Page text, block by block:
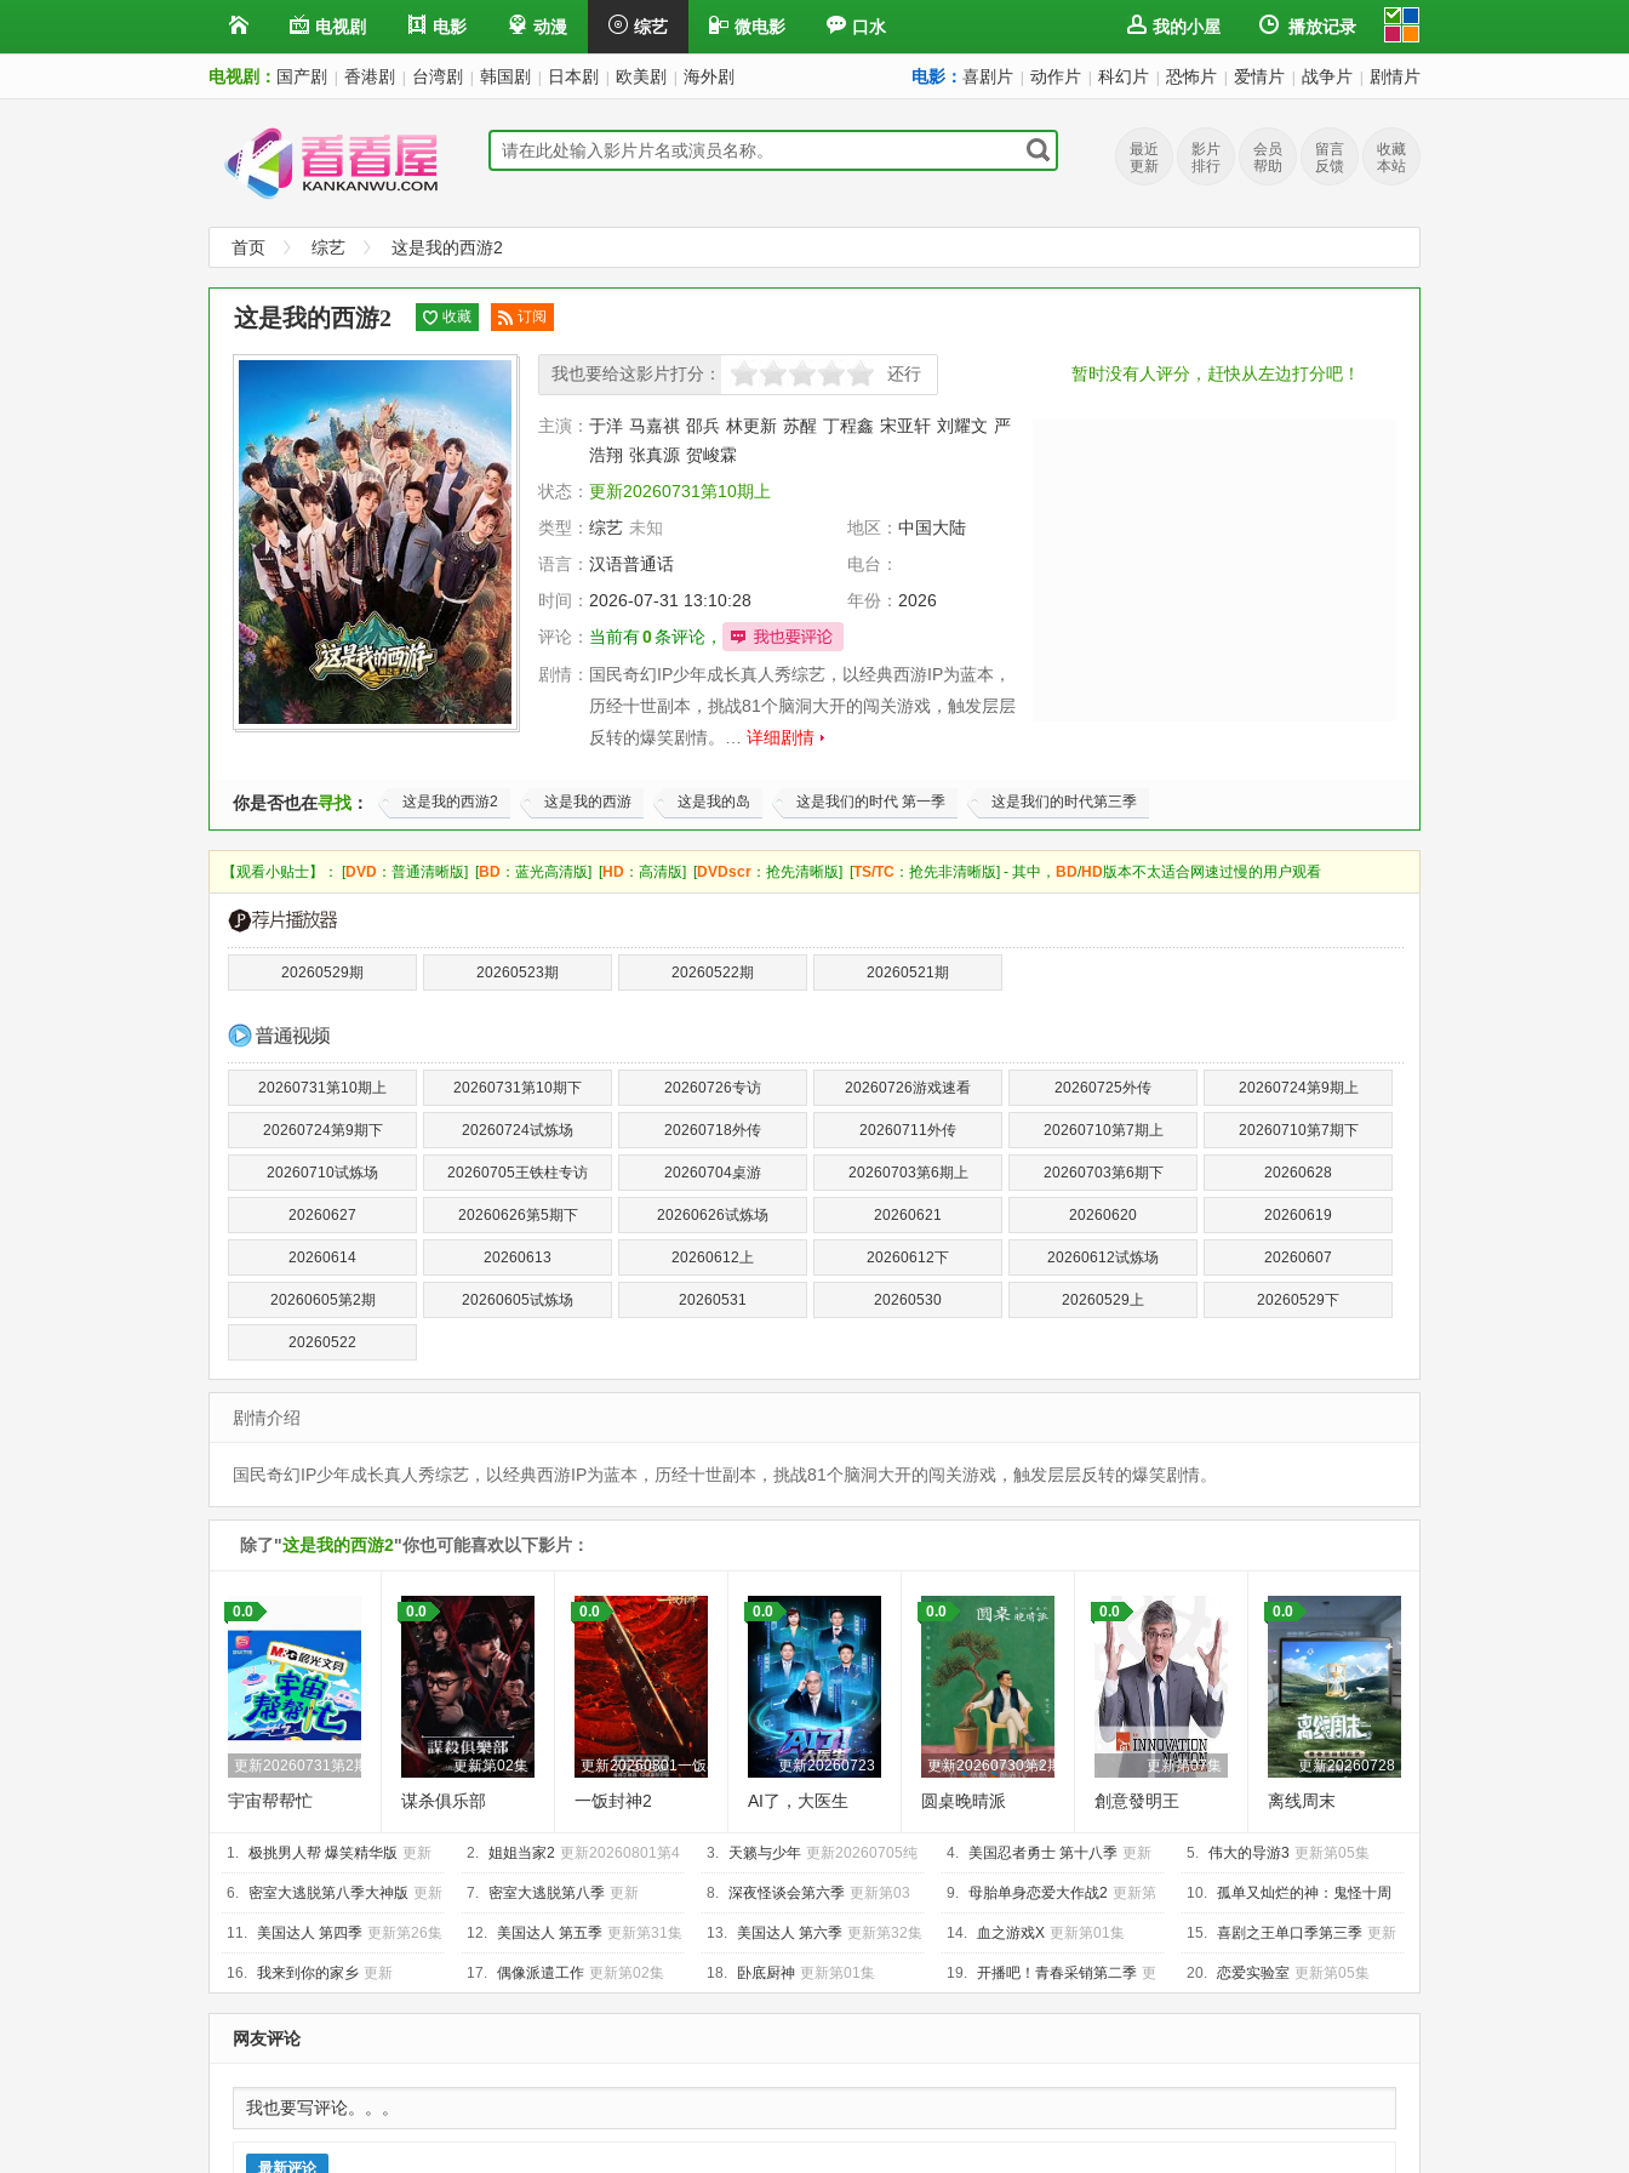
电视剧 电影 动漫 综艺 微电影 口水 我的小屋 播放记录
电视剧： 国产剧 香港剧 台湾剧 韩国剧 日本剧 欧美剧 海外剧 电影： 喜剧片 动作片 科幻片 恐怖片 爱情片 战争片 剧情片
最近
更新
影片
排行
会员
帮助
留言
反馈
收藏
本站
首页 综艺 这是我的西游2
暂时没有人评分，赶快从左边打分吧！
这是我的西游2 收藏
订阅
我也要给这影片打分：
很差较差 还行推荐 力荐 还行
主演： 于洋 马嘉祺 邵兵 林更新 苏醒 丁程鑫 宋亚轩 刘耀文 严
浩翔 张真源 贺峻霖
状态： 更新20260731第10期上
类型： 综艺 未知 地区： 中国大陆
语言： 汉语普通话
电台：
时间： 2026-07-31 13:10:28 年份： 2026
评论： 当前有0条评论，
剧情： 国民奇幻IP少年成长真人秀综艺，以经典西游IP为蓝本，
历经十世副本，挑战81个脑洞大开的闯关游戏，触发层层
反转的爆笑剧情。… 详细剧情
你是否也在寻找 ： 这是我的西游2 这是我的西游 这是我的岛 这是我们的时代 第一季 这是我们的时代第三季
【观看小贴士】： [DVD ：普通清晰版] [BD ：蓝光高清版] [HD ：高清版] [DVDscr ：抢先清晰版] [TS/TC ：抢先非清晰版] - 其中， BD/HD版本不太适合网速过慢的用户观看
20260529期 20260523期 20260522期 20260521期
20260731第10期上 20260731第10期下 20260726专访 20260726游戏速看 20260725外传 20260724第9期上
20260724第9期下 20260724试炼场 20260718外传 20260711外传 20260710第7期上 20260710第7期下
20260710试炼场 20260705王铁柱专访 20260704桌游 20260703第6期上 20260703第6期下 20260628
20260627 20260626第5期下 20260626试炼场 20260621 20260620 20260619
20260614 20260613 20260612上 20260612下 20260612试炼场 20260607
20260605第2期 20260605试炼场 20260531 20260530 20260529上 20260529下
20260522
剧情介绍
国民奇幻IP少年成长真人秀综艺，以经典西游IP为蓝本，历经十世副本，挑战81个脑洞大开的闯关游戏，触发层层反转的爆笑剧情。
除了"这是我的西游2"你也可能喜欢以下影片：
更新20260731第2期
0.0
宇宙帮帮忙
更新第02集
0.0
谋杀俱乐部
更新20260801一饭小馆第1期
0.0
一饭封神2
更新20260723
0.0
AI了，大医生
更新20260730第2期
0.0
圆桌晚晴派
更新第07集
0.0
創意發明王
更新20260728
0.0
离线周末
1. 极挑男人帮 爆笑精华版 更新
20260712
2. 姐姐当家2 更新20260801第4
期上
3. 天籁与少年 更新20260705纯
享版
4. 美国忍者勇士 第十八季 更新
第02集
5. 伟大的导游3 更新第05集
6. 密室大逃脱第八季大神版 更新
20260731大神版Plus版第2期
7. 密室大逃脱第八季 更新
20260731Plus版
8. 深夜怪谈会第六季 更新第03
集
9. 母胎单身恋爱大作战2 更新第
10集
10. 孤单又灿烂的神：鬼怪十周
年特辑 更新第04集
11. 美国达人 第四季 更新第26集 12. 美国达人 第五季 更新第31集 13. 美国达人 第六季 更新第32集 14. 血之游戏X 更新第01集 15. 喜剧之王单口季第三季 更新
320260705第1期加更
16. 我来到你的家乡 更新
20260628第4期
17. 偶像派遣工作 更新第02集 18. 卧底厨神 更新第01集 19. 开播吧！青春采销第二季 更
新20260710第23期
20. 恋爱实验室 更新第05集
网友评论
最新评论